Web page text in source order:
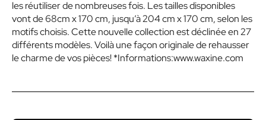
les réutiliser de nombreuses fois. Les tailles disponibles
vont de 68cm x 170 cm, jusqu’à 204 cm x 170 cm, selon les
motifs choisis. Cette nouvelle collection est déclinée en 27
différents modèles. Voilà une façon originale de rehausser
le charme de vos pièces! *Informations:www.waxine.com